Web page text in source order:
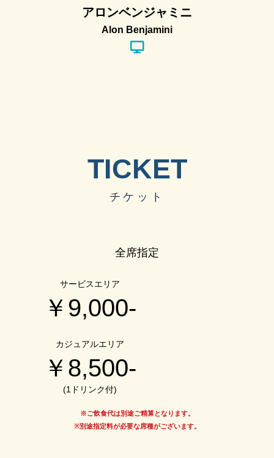
アロンベンジャミニ
Alon Benjamini
TICKET
チケット
全席指定
サービスエリア
￥9,000-
カジュアルエリア
￥8,500-
(1ドリンク付)
※ご飲食代は別途ご精算となります。
※別途指定料が必要な席種がございます。